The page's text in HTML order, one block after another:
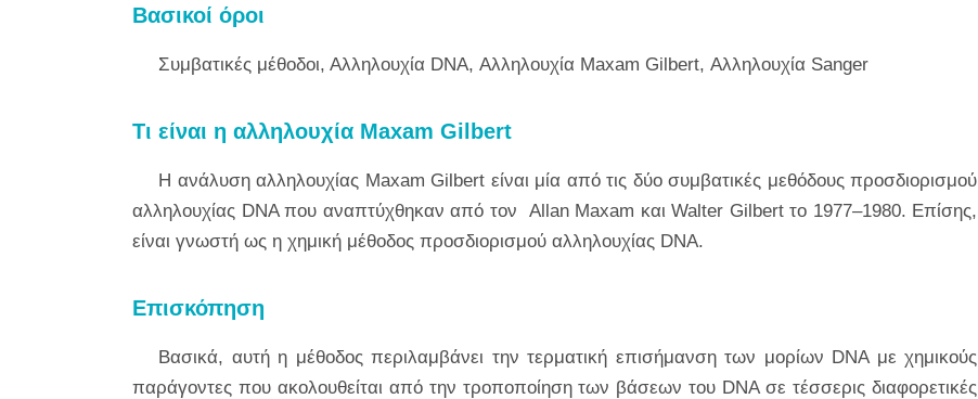
Βασικοί όροι
Συμβατικές μέθοδοι, Αλληλουχία DNA, Αλληλουχία Maxam Gilbert, Αλληλουχία Sanger
Τι είναι η αλληλουχία Maxam Gilbert
Η ανάλυση αλληλουχίας Maxam Gilbert είναι μία από τις δύο συμβατικές μεθόδους προσδιορισμού
αλληλουχίας DNA που αναπτύχθηκαν από τον Allan Maxam και Walter Gilbert το 1977–1980. Επίσης,
είναι γνωστή ως η χημική μέθοδος προσδιορισμού αλληλουχίας DNA.
Επισκόπηση
Βασικά, αυτή η μέθοδος περιλαμβάνει την τερματική επισήμανση των μορίων DNA με χημικούς
παράγοντες που ακολουθείται από την τροποποίηση των βάσεων του DNA σε τέσσερις διαφορετικές